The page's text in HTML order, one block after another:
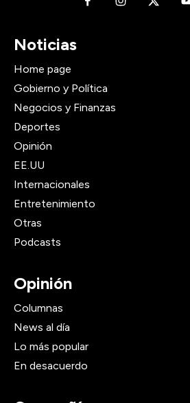
Noticias
Home page
Gobierno y Política
Negocios y Finanzas
Deportes
Opinión
EE.UU
Internacionales
Entretenimiento
Otras
Podcasts
Opinión
Columnas
News al día
Lo más popular
En desacuerdo